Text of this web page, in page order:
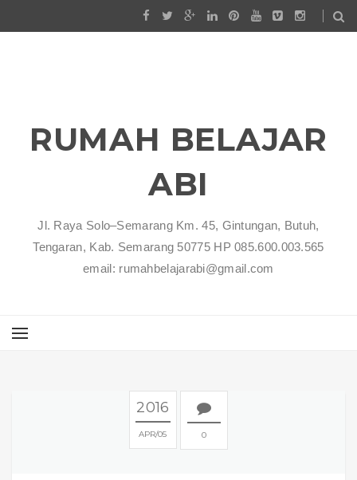
RUMAH BELAJAR
ABI
Jl. Raya Solo–Semarang Km. 45, Gintungan, Butuh,
Tengaran, Kab. Semarang 50775 HP 085.600.003.565
email: rumahbelajarabi@gmail.com
2016
APR 05 0